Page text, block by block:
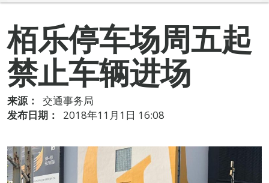
栢乐停车场周五起
禁止车辆进场
来源：
交通事务局
发布日期：
2018年11月1日 16:08